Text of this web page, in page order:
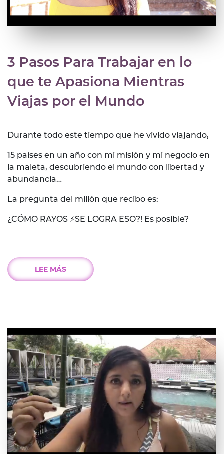
3 Pasos Para Trabajar en lo
que te Apasiona Mientras
Viajas por el Mundo
Durante todo este tiempo que he vivido viajando,
15 países en un año con mi misión y mi negocio en
la maleta, descubriendo el mundo con libertad y
abundancia…
La pregunta del millón que recibo es:
¿CÓMO RAYOS ⚡SE LOGRA ESO?! Es posible?
LEE MÁS